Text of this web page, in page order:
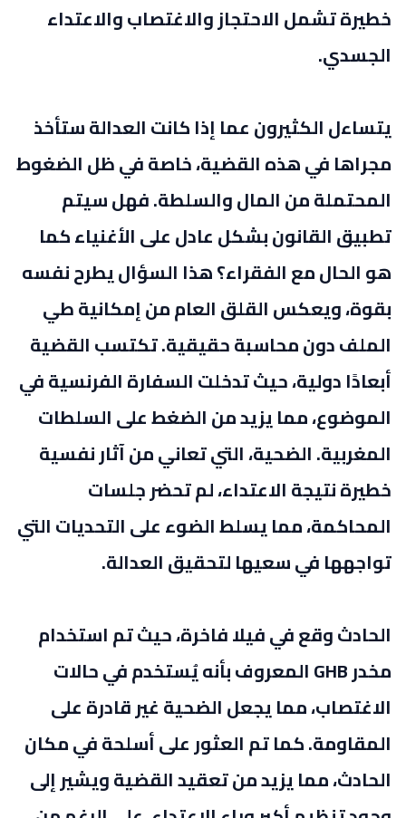
خطيرة تشمل الاحتجاز والاغتصاب والاعتداء
الجسدي.
يتساءل الكثيرون عما إذا كانت العدالة ستأخذ
مجراها في هذه القضية، خاصة في ظل الضغوط
المحتملة من المال والسلطة. فهل سيتم
تطبيق القانون بشكل عادل على الأغنياء كما
هو الحال مع الفقراء؟ هذا السؤال يطرح نفسه
بقوة، ويعكس القلق العام من إمكانية طي
الملف دون محاسبة حقيقية. تكتسب القضية
أبعادًا دولية، حيث تدخلت السفارة الفرنسية في
الموضوع، مما يزيد من الضغط على السلطات
المغربية. الضحية، التي تعاني من آثار نفسية
خطيرة نتيجة الاعتداء، لم تحضر جلسات
المحاكمة، مما يسلط الضوء على التحديات التي
تواجهها في سعيها لتحقيق العدالة.
الحادث وقع في فيلا فاخرة، حيث تم استخدام
مخدر GHB المعروف بأنه يُستخدم في حالات
الاغتصاب، مما يجعل الضحية غير قادرة على
المقاومة. كما تم العثور على أسلحة في مكان
الحادث، مما يزيد من تعقيد القضية ويشير إلى